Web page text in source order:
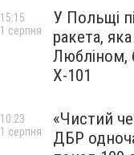
У Польщі
ракета,
Любліном,
Х-101
15:15
1 серпня
«Чистий
ДБР
10:23
1 серпня